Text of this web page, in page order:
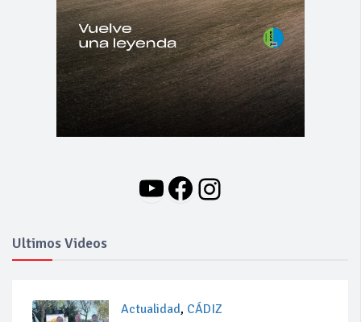
YouTube
Facebook
Instagram
Ultimos Videos
Actualidad, CÁDIZ